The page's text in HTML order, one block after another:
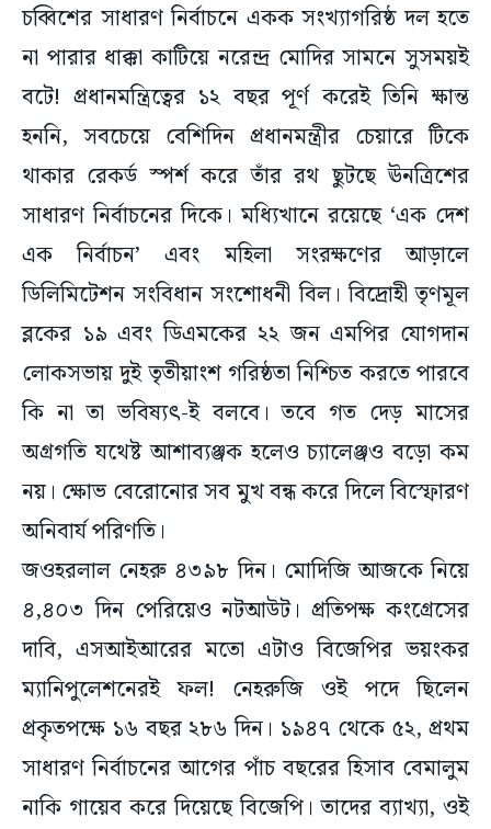
চব্বিশের সাধারণ নির্বাচনে একক সংখ্যাগরিষ্ঠ দল হতে
না পারার ধাক্কা কাটিয়ে নরেন্দ্র মোদির সামনে সুসময়ই
বটে! প্রধানমন্ত্রিত্বের ১২ বছর পূর্ণ করেই তিনি ক্ষান্ত
হননি, সবচেয়ে বেশিদিন প্রধানমন্ত্রীর চেয়ারে টিকে
থাকার রেকর্ড স্পর্শ করে তাঁর রথ ছুটছে ঊনত্রিশের
সাধারণ নির্বাচনের দিকে। মধ্যিখানে রয়েছে ‘এক দেশ
এক নির্বাচন’ এবং মহিলা সংরক্ষণের আড়ালে
ডিলিমিটেশন সংবিধান সংশোধনী বিল। বিদ্রোহী তৃণমূল
ব্লকের ১৯ এবং ডিএমকের ২২ জন এমপির যোগদান
লোকসভায় দুই তৃতীয়াংশ গরিষ্ঠতা নিশ্চিত করতে পারবে
কি না তা ভবিষ্যৎ-ই বলবে। তবে গত দেড় মাসের
অগ্রগতি যথেষ্ট আশাব্যঞ্জক হলেও চ্যালেঞ্জও বড়ো কম
নয়। ক্ষোভ বেরোনোর সব মুখ বন্ধ করে দিলে বিস্ফোরণ
অনিবার্য পরিণতি।
জওহরলাল নেহরু ৪৩৯৮ দিন। মোদিজি আজকে নিয়ে
৪,৪০৩ দিন পেরিয়েও নটআউট। প্রতিপক্ষ কংগ্রেসের
দাবি, এসআইআরের মতো এটাও বিজেপির ভয়ংকর
ম্যানিপুলেশনেরই ফল! নেহরুজি ওই পদে ছিলেন
প্রকৃতপক্ষে ১৬ বছর ২৮৬ দিন। ১৯৪৭ থেকে ৫২, প্রথম
সাধারণ নির্বাচনের আগের পাঁচ বছরের হিসাব বেমালুম
নাকি গায়েব করে দিয়েছে বিজেপি। তাদের ব্যাখ্যা, ওই